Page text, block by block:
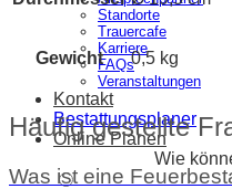
Standorte
Trauercafe
Karriere
FAQs
Veranstaltungen
Kontakt
Bestattungsplaner
Online Planen
Wie
Gewicht 0,5 kg
Häufig gestellte
Was ist eine